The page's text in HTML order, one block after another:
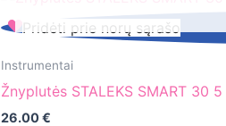
Žnyplutės
STALEKS
SMART
30
5
Pridėti prie norų sąrašo
Instrumentai
Žnyplutės STALEKS SMART 30
26.00€